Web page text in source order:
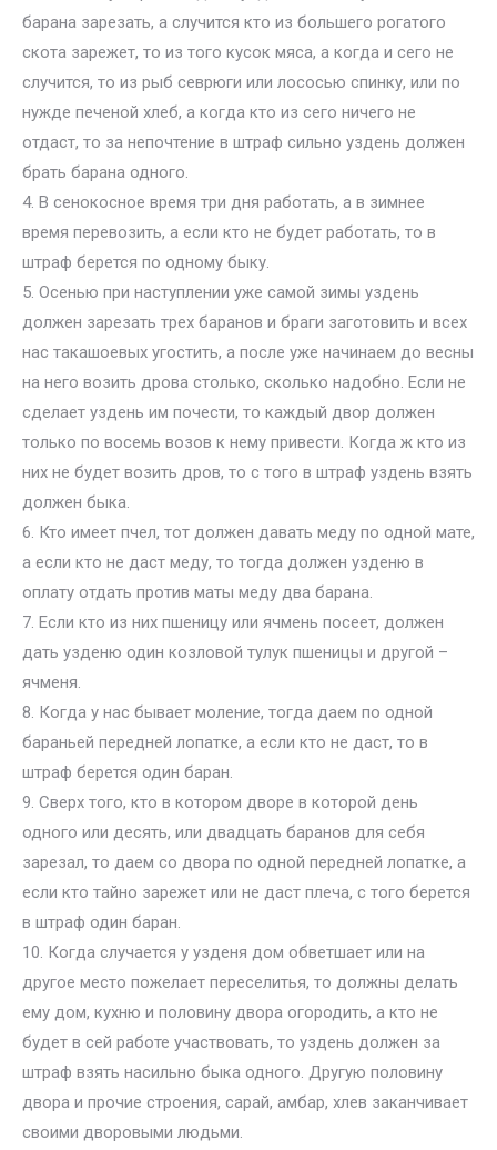
барана зарезать, а случится кто из большего рогатого
скота зарежет, то из того кусок мяса, а когда и сего не
случится, то из рыб севрюги или лососью спинку, или по
нужде печеной хлеб, а когда кто из сего ничего не
отдаст, то за непочтение в штраф сильно уздень должен
брать барана одного.
4. В сенокосное время три дня работать, а в зимнее
время перевозить, а если кто не будет работать, то в
штраф берется по одному быку.
5. Осенью при наступлении уже самой зимы уздень
должен зарезать трех баранов и браги заготовить и всех
нас такашоевых угостить, а после уже начинаем до весны
на него возить дрова столько, сколько надобно. Если не
сделает уздень им почести, то каждый двор должен
только по восемь возов к нему привести. Когда ж кто из
них не будет возить дров, то с того в штраф уздень взять
должен быка.
6. Кто имеет пчел, тот должен давать меду по одной мате,
а если кто не даст меду, то тогда должен узденю в
оплату отдать против маты меду два барана.
7. Если кто из них пшеницу или ячмень посеет, должен
дать узденю один козловой тулук пшеницы и другой –
ячменя.
8. Когда у нас бывает моление, тогда даем по одной
бараньей передней лопатке, а если кто не даст, то в
штраф берется один баран.
9. Сверх того, кто в котором дворе в которой день
одного или десять, или двадцать баранов для себя
зарезал, то даем со двора по одной передней лопатке, а
если кто тайно зарежет или не даст плеча, с того берется
в штраф один баран.
10. Когда случается у узденя дом обветшает или на
другое место пожелает переселитья, то должны делать
ему дом, кухню и половину двора огородить, а кто не
будет в сей работе участвовать, то уздень должен за
штраф взять насильно быка одного. Другую половину
двора и прочие строения, сарай, амбар, хлев заканчивает
своими дворовыми людьми.